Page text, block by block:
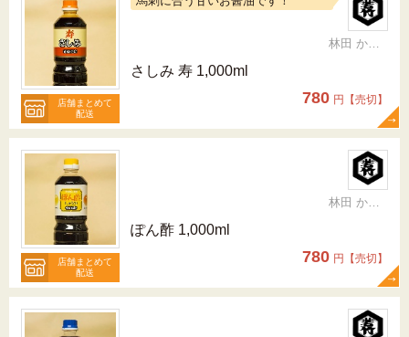
店舗まとめて
配送
林田 かおり
さしみ 寿 1,000ml
780 円【売切】
店舗まとめて
配送
林田 かおり
ぽん酢 1,000ml
780 円【売切】